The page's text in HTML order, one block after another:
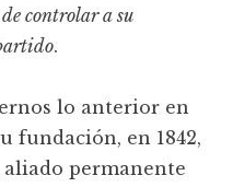
controlar a su
.
lo anterior en
fundación, en 1842,
permanente